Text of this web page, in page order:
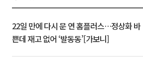
22일 만에 다시 문 연 홈플러스…정상화 바
쁜데 재고 없어 ‘발동동’[가보니]